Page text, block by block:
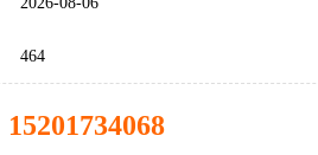
464
15201734068